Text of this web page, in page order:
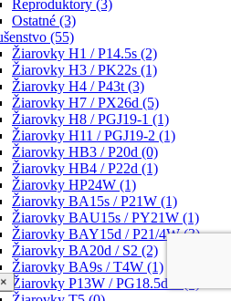
Reproduktory (3)
Ostatné (3)
(55)
Žiarovky H1 / P14.5s (2)
Žiarovky H3 / PK22s (1)
Žiarovky H4 / P43t (3)
Žiarovky H7 / PX26d (5)
Žiarovky H8 / PGJ19-1 (1)
Žiarovky H11 / PGJ19-2 (1)
Žiarovky HB3 / P20d (0)
Žiarovky HB4 / P22d (1)
Žiarovky HP24W (1)
Žiarovky BA15s / P21W (1)
Žiarovky BAU15s / PY21W (1)
Žiarovky BAY15d / P21/4W(3)
Žiarovky BA20d / S2 (2)
Žiarovky BA9s / T4W (1)
Žiarovky P13W / PG18.5d-1
×